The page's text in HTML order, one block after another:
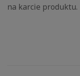
na karcie produktu.